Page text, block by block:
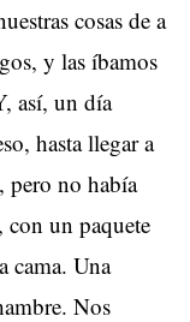
cosas de a
y las íbamos
así, un día
hasta llegar a
pero no había
con un paquete
cama. Una
Nos